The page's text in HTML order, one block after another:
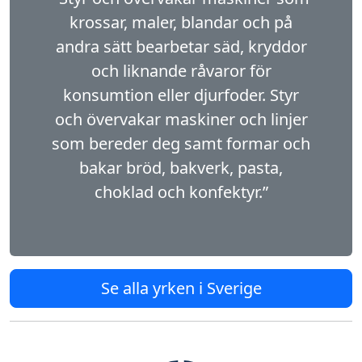
krossar, maler, blandar och på
andra sätt bearbetar säd, kryddor
och liknande råvaror för
konsumtion eller djurfoder. Styr
och övervakar maskiner och linjer
som bereder deg samt formar och
bakar bröd, bakverk, pasta,
choklad och konfektyr.”
Se alla yrken i Sverige